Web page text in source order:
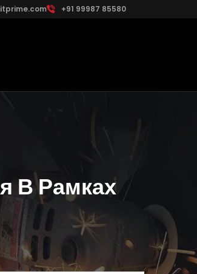
+91 99987 85580
В Рамках